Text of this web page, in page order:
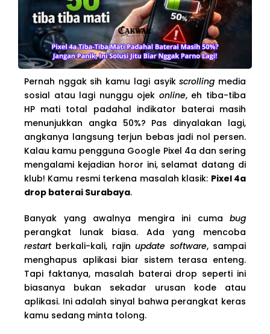
Pernah nggak sih kamu lagi asyikscrolling media
sosial atau lagi nunggu ojek online, eh tiba-tiba
HP mati total padahal indikator baterai masih
menunjukkan angka 50%? Pas dinyalakan lagi,
angkanya langsung terjun bebas jadi nol persen.
Kalau kamu pengguna Google Pixel 4a dan sering
mengalami kejadian horor ini, selamat datang di
klub! Kamu resmi terkena masalah klasik: Pixel 4a
drop baterai Surabaya.
Banyak yang awalnya mengira ini cuma bug
perangkat lunak biasa. Ada yang mencoba
restartberkali-kali, rajinupdate software, sampai
menghapus aplikasi biar sistem terasa enteng.
Tapi faktanya, masalah baterai drop seperti ini
biasanya bukan sekadar urusan kode atau
aplikasi. Ini adalah sinyal bahwa perangkat keras
kamu sedang minta tolong.